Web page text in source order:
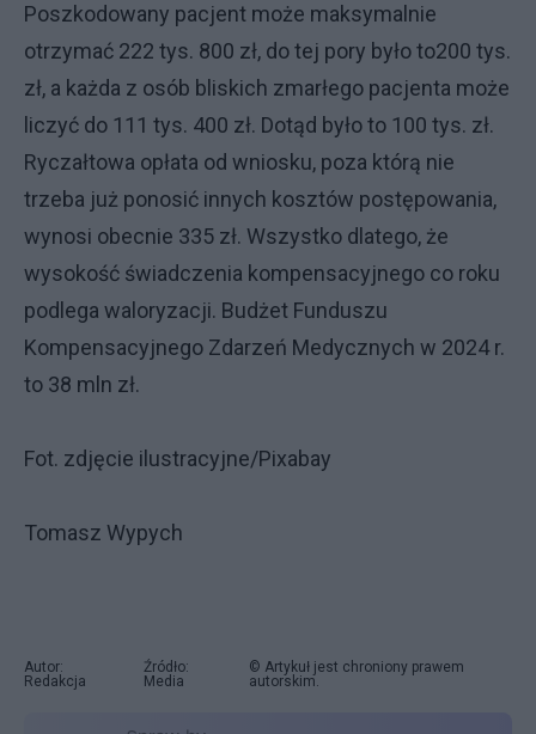
Poszkodowany pacjent może maksymalnie
otrzymać 222 tys. 800 zł, do tej pory było to200 tys.
zł, a każda z osób bliskich zmarłego pacjenta może
liczyć do 111 tys. 400 zł. Dotąd było to 100 tys. zł.
Ryczałtowa opłata od wniosku, poza którą nie
trzeba już ponosić innych kosztów postępowania,
wynosi obecnie 335 zł. Wszystko dlatego, że
wysokość świadczenia kompensacyjnego co roku
podlega waloryzacji. Budżet Funduszu
Kompensacyjnego Zdarzeń Medycznych w 2024 r.
to 38 mln zł.
Fot. zdjęcie ilustracyjne/Pixabay
Tomasz Wypych
Autor:
Redakcja
Źródło:
Media
© Artykuł jest chroniony prawem
autorskim.